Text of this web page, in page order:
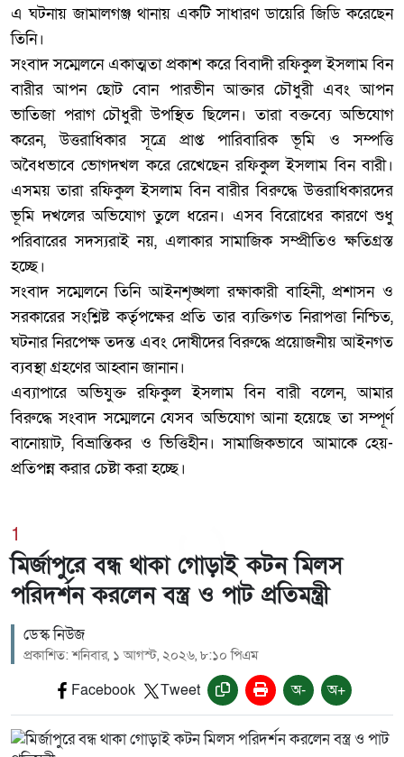
এ ঘটনায় জামালগঞ্জ থানায় একটি সাধারণ ডায়েরি জিডি করেছেন
তিনি।
‎সংবাদ সম্মেলনে একাত্মতা প্রকাশ করে বিবাদী রফিকুল ইসলাম বিন
বারীর আপন ছোট বোন পারভীন আক্তার চৌধুরী এবং আপন
ভাতিজা পরাগ চৌধুরী উপস্থিত ছিলেন। তারা বক্তব্যে অভিযোগ
করেন, উত্তরাধিকার সূত্রে প্রাপ্ত পারিবারিক ভূমি ও সম্পত্তি
অবৈধভাবে ভোগদখল করে রেখেছেন রফিকুল ইসলাম বিন বারী।
এসময় তারা রফিকুল ইসলাম বিন বারীর বিরুদ্ধে উত্তরাধিকারদের
ভূমি দখলের অভিযোগ তুলে ধরেন। এসব বিরোধের কারণে শুধু
পরিবারের সদস্যরাই নয়, এলাকার সামাজিক সম্প্রীতিও ক্ষতিগ্রস্ত
হচ্ছে।
‎সংবাদ সম্মেলনে তিনি আইনশৃঙ্খলা রক্ষাকারী বাহিনী, প্রশাসন ও
সরকারের সংশ্লিষ্ট কর্তৃপক্ষের প্রতি তার ব্যক্তিগত নিরাপত্তা নিশ্চিত,
ঘটনার নিরপেক্ষ তদন্ত এবং দোষীদের বিরুদ্ধে প্রয়োজনীয় আইনগত
ব্যবস্থা গ্রহণের আহ্বান জানান।
‎এব্যাপারে অভিযুক্ত রফিকুল ইসলাম বিন বারী বলেন, আমার
বিরুদ্ধে সংবাদ সম্মেলনে যেসব অভিযোগ আনা হয়েছে তা সম্পূর্ণ
বানোয়াট, বিভ্রান্তিকর ও ভিত্তিহীন। সামাজিকভাবে আমাকে হেয়-
প্রতিপন্ন করার চেষ্টা করা হচ্ছে।
1
মির্জাপুরে বন্ধ থাকা গোড়াই কটন মিলস
পরিদর্শন করলেন বস্ত্র ও পাট প্রতিমন্ত্রী
ডেস্ক নিউজ
প্রকাশিত: শনিবার, ১ আগস্ট, ২০২৬, ৮:১০ পিএম
Facebook Tweet অ- অ+